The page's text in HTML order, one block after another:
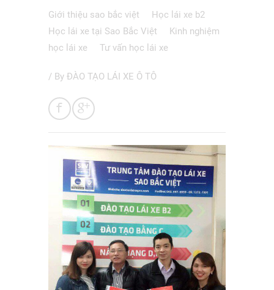
Giới thiệu sao bắc việt
Học lái xe b2
Học lái xe tại Sao Bắc Việt
Kinh nghiệm
học lái xe
Tư vấn học lái xe
/ By ĐÀO TẠO LÁI XE Ô TÔ